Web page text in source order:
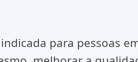
para pessoas